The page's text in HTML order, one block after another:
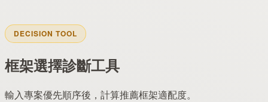
DECISION TOOL
框架選擇診斷工具
輸入專案優先順序後，計算推薦框架適配度。